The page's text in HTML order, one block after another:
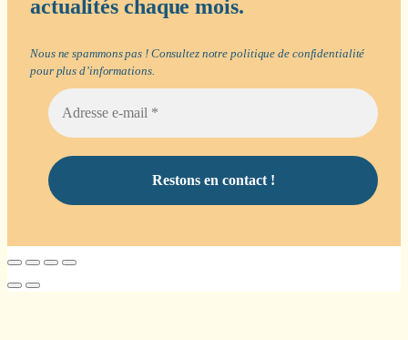
actualités chaque mois.
Nous ne spammons pas ! Consultez notrepolitique de confidentialité
pour plus d’informations.